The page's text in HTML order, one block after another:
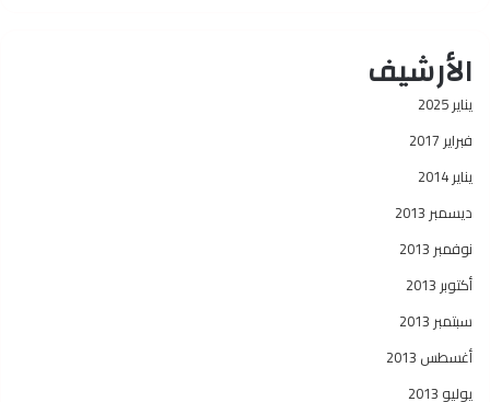
الأرشيف
يناير 2025
فبراير 2017
يناير 2014
ديسمبر 2013
نوفمبر 2013
أكتوبر 2013
سبتمبر 2013
أغسطس 2013
يوليو 2013